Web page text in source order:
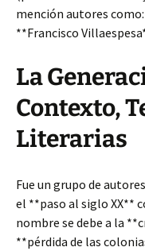
mención autores
**Francisco
La
Contexto,
Literarias
Fue un grupo de
el **paso al siglo XX**
nombre se debe a la
**pérdida de las